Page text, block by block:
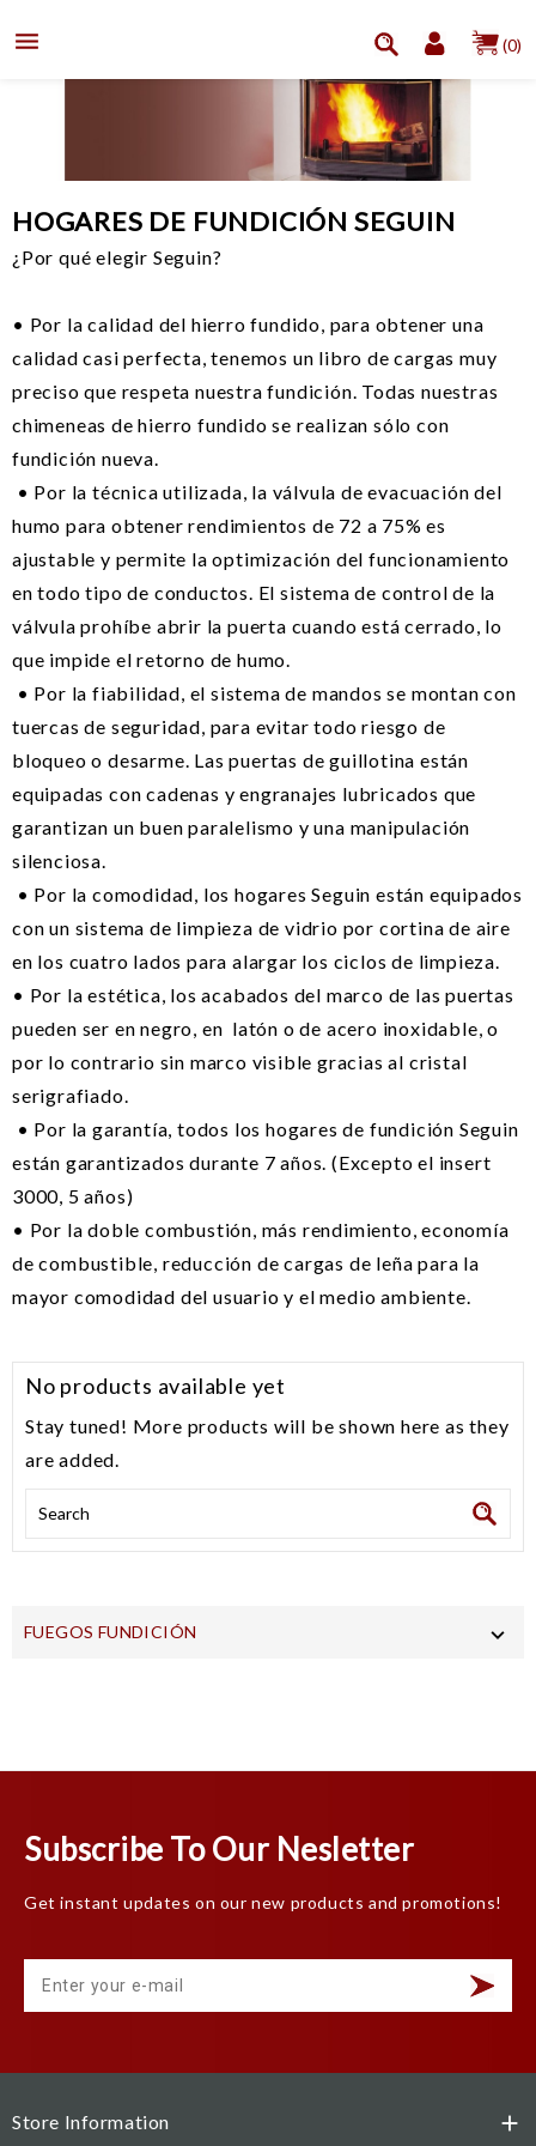
 (0)
HOGARES DE FUNDICIÓN SEGUIN
¿Por qué elegir Seguin?
• Por la calidad del hierro fundido, para obtener una
calidad casi perfecta, tenemos un libro de cargas muy
preciso que respeta nuestra fundición. Todas nuestras
chimeneas de hierro fundido se realizan sólo con
fundición nueva.
• Por la técnica utilizada, la válvula de evacuación del
humo para obtener rendimientos de 72 a 75% es
ajustable y permite la optimización del funcionamiento
en todo tipo de conductos. El sistema de control de la
válvula prohíbe abrir la puerta cuando está cerrado, lo
que impide el retorno de humo.
• Por la fiabilidad, el sistema de mandos se montan con
tuercas de seguridad, para evitar todo riesgo de
bloqueo o desarme. Las puertas de guillotina están
equipadas con cadenas y engranajes lubricados que
garantizan un buen paralelismo y una manipulación
silenciosa.
• Por la comodidad, los hogares Seguin están equipados
con un sistema de limpieza de vidrio por cortina de aire
en los cuatro lados para alargar los ciclos de limpieza.
• Por la estética, los acabados del marco de las puertas
pueden ser en negro, en latón o de acero inoxidable, o
por lo contrario sin marco visible gracias al cristal
serigrafiado.
• Por la garantía, todos los hogares de fundición Seguin
están garantizados durante 7 años. (Excepto el insert
3000, 5 años)
• Por la doble combustión, más rendimiento, economía
de combustible, reducción de cargas de leña para la
mayor comodidad del usuario y el medio ambiente.
No products available yet
Stay tuned! More products will be shown here as they
are added.
FUEGOS FUNDICIÓN 
Subscribe To Our Nesletter
Get instant updates on our new products and promotions!
Store Information 